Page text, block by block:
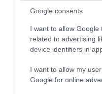
Google consents
I want to allow Google
related to advertising
device identifiers in
I want to allow my
Google for online